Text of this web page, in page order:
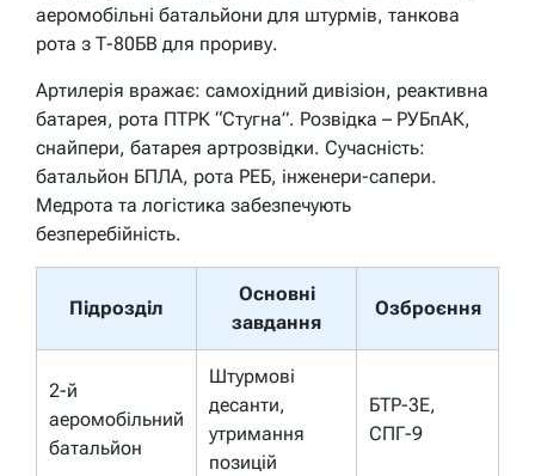
аеромобільні батальйони для штурмів, танкова
рота з Т-80БВ для прориву.
Артилерія вражає: самохідний дивізіон, реактивна
батарея, рота ПТРК “Стугна”. Розвідка – РУБпАК,
снайпери, батарея артрозвідки. Сучасність:
батальйон БПЛА, рота РЕБ, інженери-сапери.
Медротa та логістика забезпечують
безперебійність.
Підрозділ
Основні
завдання
Озброєння
2-й
аеромобільний
батальйон
Штурмові
десанти,
утримання
позицій
БТР-3Е,
СПГ-9